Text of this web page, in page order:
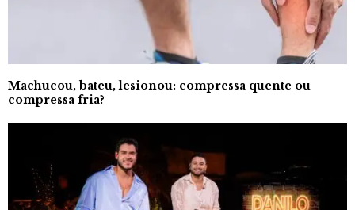
Machucou, bateu, lesionou: compressa quente ou
compressa fria?